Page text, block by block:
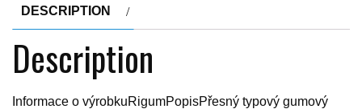
DESCRIPTION
Description
Informace o výrobkuRigumPopisPřesný typový gumový